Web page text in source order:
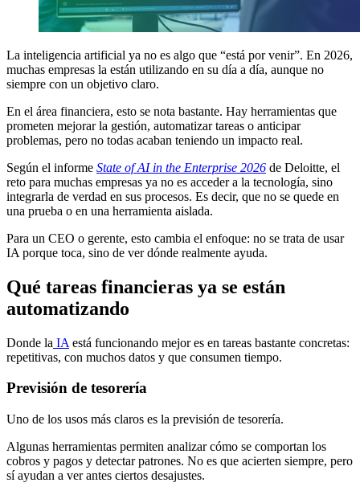
La inteligencia artificial ya no es algo que “está por venir”. En 2026,
muchas empresas la están utilizando en su día a día, aunque no
siempre con un objetivo claro.
En el área financiera, esto se nota bastante. Hay herramientas que
prometen mejorar la gestión, automatizar tareas o anticipar
problemas, pero no todas acaban teniendo un impacto real.
Según el informe State of AI in the Enterprise 2026 de Deloitte, el
reto para muchas empresas ya no es acceder a la tecnología, sino
integrarla de verdad en sus procesos. Es decir, que no se quede en
una prueba o en una herramienta aislada.
Para un CEO o gerente, esto cambia el enfoque: no se trata de usar
IA porque toca, sino de ver dónde realmente ayuda.
Qué tareas financieras ya se están
automatizando
Donde la IA está funcionando mejor es en tareas bastante concretas:
repetitivas, con muchos datos y que consumen tiempo.
Previsión de tesorería
Uno de los usos más claros es la previsión de tesorería.
Algunas herramientas permiten analizar cómo se comportan los
cobros y pagos y detectar patrones. No es que acierten siempre, pero
sí ayudan a ver antes ciertos desajustes.